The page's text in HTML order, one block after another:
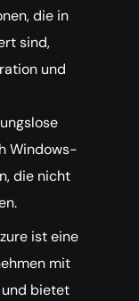
die in
sind,
und
Windows-
die nicht
ist eine
mit
bietet